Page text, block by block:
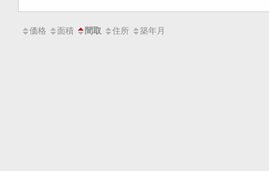
価格 面積 間取 住所 築年月